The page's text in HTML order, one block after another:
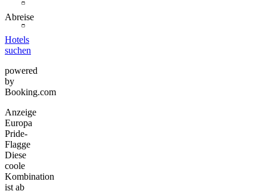
Abreise
Hotels
suchen
powered
by
Booking.com
Anzeige
Europa
Pride-
Flagge
Diese
coole
Kombination
ist ab